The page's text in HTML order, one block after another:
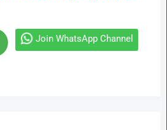
Join WhatsApp Channel